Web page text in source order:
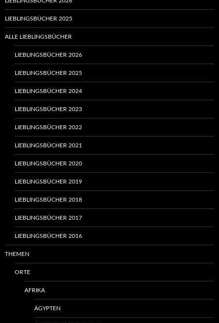
LIEBLINGSBÜCHER 2025
ALLE LIEBLINGSBÜCHER
LIEBLINGSBÜCHER 2026
LIEBLINGSBÜCHER 2025
LIEBLINGSBÜCHER 2024
LIEBLINGSBÜCHER 2023
LIEBLINGSBÜCHER 2022
LIEBLINGSBÜCHER 2021
LIEBLINGSBÜCHER 2020
LIEBLINGSBÜCHER 2019
LIEBLINGSBÜCHER 2018
LIEBLINGSBÜCHER 2017
LIEBLINGSBÜCHER 2016
THEMEN
ORTE
AFRIKA
ÄGYPTEN